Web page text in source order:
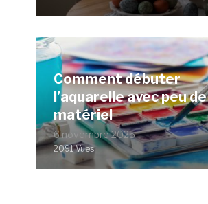
Comment débuter
l’aquarelle avec peu de
matériel
6 novembre 2025
2091 Vues